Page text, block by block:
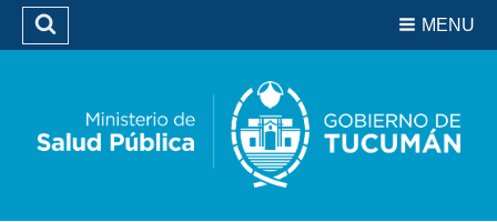
Biblioteca
MENU
Buscar